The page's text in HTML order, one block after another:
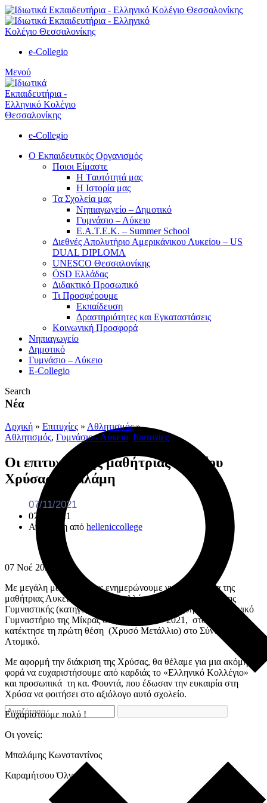
e-Collegio
Μενού
e-Collegio
Ο Εκπαιδευτικός Οργανισμός
Ποιοι Είμαστε
Η Tαυτότητά μας
Η Ιστορία μας
Τα Σχολεία μας
Νηπιαγωγείο – Δημοτικό
Γυμνάσιο – Λύκειο
Ε.Α.Τ.Ε.Κ. – Summer School
Διεθνές Απολυτήριο Αμερικάνικου Λυκείου – US
DUAL DIPLOMA
UNESCO Θεσσαλονίκης
ÖSD Ελλάδας
Διδακτικό Προσωπικό
Τι Προσφέρουμε
Eκπαίδευση
Δραστηριότητες και Εγκαταστάσεις
Κοινωνική Προσφορά
Νηπιαγωγείο
Δημοτικό
Γυμνάσιο – Λύκειο
E-Collegio
Search
Νέα
Αρχική » Επιτυχίες » Αθλητισμός»
Αθλητισμός, Γυμνάσιο - Λύκειο Επιτυχίες
Οι επιτυχίες της μαθήτριας Λυκείου
Χρύσας Μπαλάμη
07/11/2021
07/11/2021
Ανάρτηση από helleniccollege
07 Νοέ 2021
Με μεγάλη μας χαρά, σας ενημερώνουμε για τη επιτυχία της
μαθήτριας Λυκείου στους Πανελλήνιους Αγώνες Ενόργανης
Γυμναστικής (κατηγορία γυναικών), που διεξήχθησαν στο Εθνικό
Γυμναστήριο της Μίκρας στις 17 & 18-07-2021, στους οποίους
κατέκτησε τη πρώτη θέση (Χρυσό Μετάλλιο) στο Σύνθετο
Ατομικό.
Με αφορμή την διάκριση της Χρύσας, θα θέλαμε για μια ακόμη
φορά να ευχαριστήσουμε από καρδιάς το «Ελληνικό Κολλέγιο»
και προσωπικά τη κα. Φουντά, που έδωσαν την ευκαιρία στη
Χρύσα να φοιτήσει στο αξιόλογο αυτό σχολείο.
Ευχαριστούμε πολύ !
Οι γονείς:
Μπαλάμης Κωνσταντίνος
Καραμήτσου Όλγα